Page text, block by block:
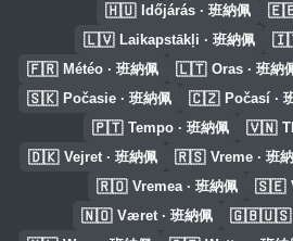
🇭🇺 Időjárás · 班納佩
🇱🇻 Laikapstākļi · 班納佩
🇫🇷 Météo · 班納佩 🇱🇹 Oras · 班納
🇸🇰 Počasie · 班納佩 🇨🇿 Počasí ·
🇵🇹 Tempo · 班納佩 🇻🇳
🇩🇰 Vejret · 班納佩 🇷🇸 Vreme · 班
🇷🇴 Vremea · 班納佩 🇸🇪
🇳🇴 Været · 班納佩 🇬🇧🇺🇸